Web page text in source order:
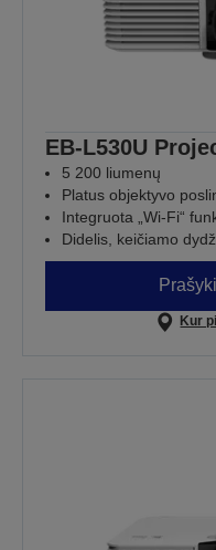
EB-L530U
5 200 liumenų
Platus objektyvo
Integruota „Wi-Fi“
Didelis, keičiamo
Kur